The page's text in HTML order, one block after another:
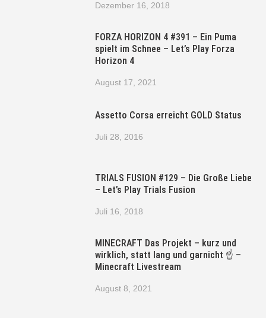
Dezember 16, 2018
FORZA HORIZON 4 #391 – Ein Puma
spielt im Schnee – Let’s Play Forza
Horizon 4
August 17, 2021
Assetto Corsa erreicht GOLD Status
Juli 28, 2016
TRIALS FUSION #129 – Die Große Liebe
– Let’s Play Trials Fusion
Juli 16, 2018
MINECRAFT Das Projekt – kurz und
wirklich, statt lang und garnicht ☝ –
Minecraft Livestream
August 8, 2021